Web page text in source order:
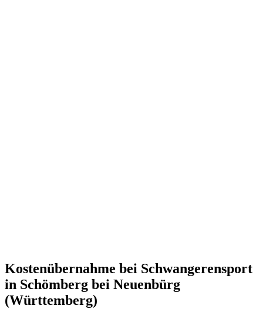
Kostenübernahme bei Schwangerensport
in Schömberg bei Neuenbürg
(Württemberg)